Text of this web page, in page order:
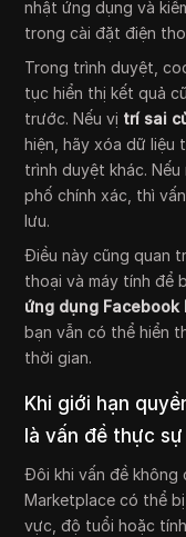
nhật ứng dụng và
trong cài đặt điện
Trong trình duyệt,
tục hiển thị kết quả
trước. Nếu vị trí sai
hiện, hãy xóa dữ liệu
trình duyệt khác.
phố chính xác, thì
lưu.
Điều này cũng quan
thoại và máy tính để
ứng dụng
bạn vẫn có thể hiển
thời gian.
Khi giới hạn
là vấn đề thực sự
Đôi khi vấn đề không
Marketplace có thể
vực, độ tuổi hoặc